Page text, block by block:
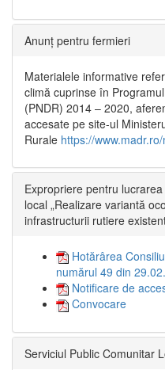
Anunț pentru fermieri
Materialele informative
climă cuprinse în
(PNDR) 2014 – 2020,
accesate pe site-ul
Rurale https://
Expropriere pentru
local „Realizare variantă
infrastructurii rutiere
Hotărârea
numărul 49 din
Notificare de
Convocare
Serviciul Public Comunitar